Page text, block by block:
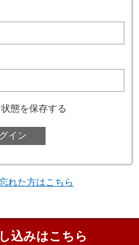
態を保存する
れた方はこちら
込みはこちら